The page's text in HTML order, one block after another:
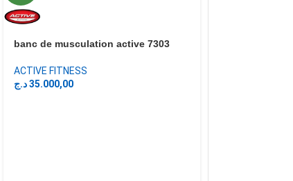
banc de musculation active 7303
ACTIVE FITNESS
35.000,00د.ج